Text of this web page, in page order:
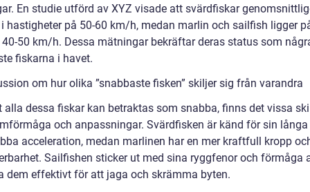
En studie utförd av XYZ visade att svärdfiskar
hastigheter på 50-60 km/h, medan marlin och sailfish ligger
50 km/h. Dessa mätningar bekräftar deras status som
fiskarna i havet.
om hur olika ”snabbaste fisken” skiljer sig från varandra
alla dessa fiskar kan betraktas som snabba, finns det vissa
och anpassningar. Svärdfisken är känd för sin
acceleration, medan marlinen har en mer kraftfull kropp
Sailfishen sticker ut med sina ryggfenor och förmåga
dem effektivt för att jaga och skrämma byten.